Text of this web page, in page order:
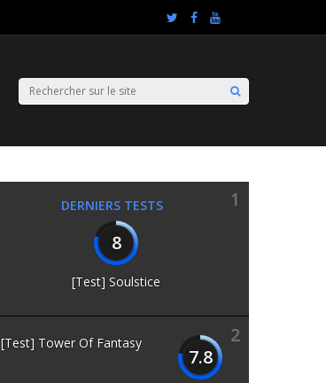
DERNIERS TESTS
1
8
[Test] Soulstice
2
7.8
[Test] Tower Of Fantasy